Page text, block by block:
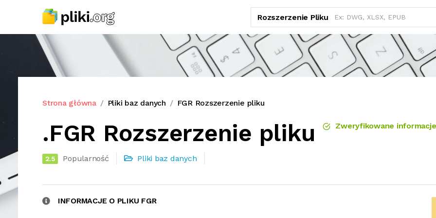
Rozszerzenie Pliku
Strona główna Pliki baz danych FGR Rozszerzenie pliku
.FGR Rozszerzenie pliku Zweryfikowane informacje
2.5 Popularność Pliki baz danych
INFORMACJE O PLIKU FGR